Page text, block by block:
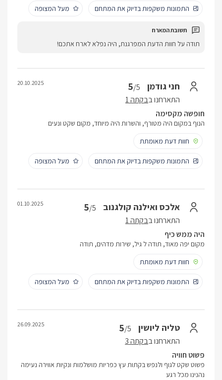
התמונות משקפות בדיוק את המתחם מעל המצופה
תודה על חוות הדעת המפרגנת, היה נפלא לארח אתכם!
חני גודמן 5/5
התארחנו בבקתה 1
20.10.2025
חופשה מקסימה
הנוף במקום היה מטורף, והשרות היה מיוחד, מקום שקט ונעים
חוות דעת מאומתת
התמונות משקפות בדיוק את המתחם מעל המצופה
אלכס ואילנה קולגנוב 5/5
התארחנו בבקתה 1
01.10.2025
היה ממש כיף
מקום יפה מאוד, תודה ל גיל, שירות מדהים, תודה
חוות דעת מאומתת
התמונות משקפות בדיוק את המתחם מעל המצופה
טליה ליושין 5/5
התארחנו בבקתה 3
26.09.2025
פשוט חוויה
פשוט שקט לגוף ולנפש בקתות עץ כפריות מושלמות ונקיות אווירה נעימה
נהנינו מכל רגע